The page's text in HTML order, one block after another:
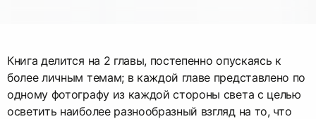
Книга делится на 2 главы, постепенно опускаясь к
более личным темам; в каждой главе представлено по
одному фотографу из каждой стороны света с целью
осветить наиболее разнообразный взгляд на то, что